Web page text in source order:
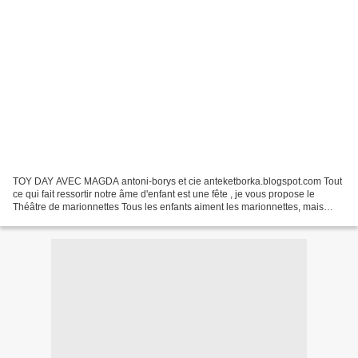
TOY DAY AVEC MAGDA antoni-borys et cie anteketborka.blogspot.com Tout
ce qui fait ressortir notre âme d'enfant est une fête , je vous propose le
Théâtre de marionnettes Tous les enfants aiment les marionnettes, mais